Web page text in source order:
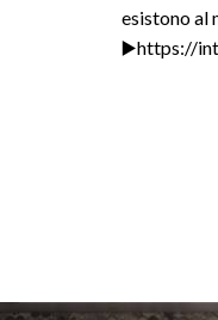
esistono al
▶️https://